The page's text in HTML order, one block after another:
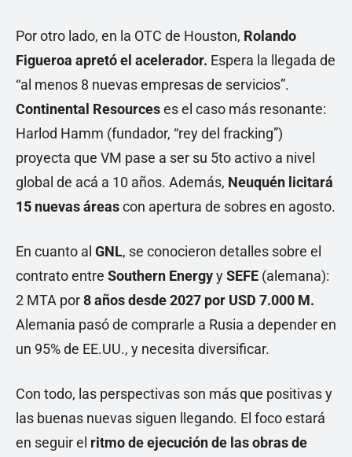
Por otro lado, en la OTC de Houston, Rolando
Figueroa apretó el acelerador. Espera la llegada de
“al menos 8 nuevas empresas de servicios”.
Continental Resourceses el caso más resonante:
Harlod Hamm (fundador, “rey del fracking”)
proyecta que VM pase a ser su 5to activo a nivel
global de acá a 10 años. Además, Neuquén licitará
15 nuevas áreascon apertura de sobres en agosto.
En cuanto al GNL, se conocieron detalles sobre el
contrato entre Southern EnergyySEFE (alemana):
2 MTA por8 años desde 2027 por USD 7.000 M.
Alemania pasó de comprarle a Rusia a depender en
un 95% de EE.UU., y necesita diversificar.
Con todo, las perspectivas son más que positivas y
las buenas nuevas siguen llegando. El foco estará
en seguir el ritmo de ejecución de las obras de